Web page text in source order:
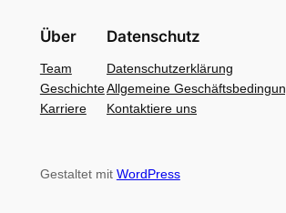
Über
Team
Geschichte
Karriere
Datenschutz
Datenschutzerklärung
Allgemeine
Kontaktiere uns
Gestaltet mit WordPress